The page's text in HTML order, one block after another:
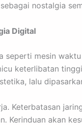
nostalgia
Digital
seperti mesin
keterlibatan
lalu
Keterbatasan
Kerinduan akan